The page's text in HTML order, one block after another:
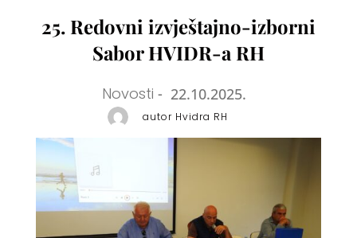
25. Redovni izvještajno-izborni
Sabor HVIDR-a RH
Novosti - 22.10.2025.
autor Hvidra RH